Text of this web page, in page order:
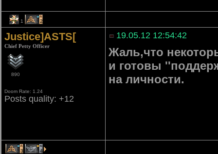
1 2
Justice]ASTS[
Chief Petty Officer
890
Doom Rate: 1.24
Posts quality: +12
19.05.12 12:54:42
Жаль,что
и готовы
на личности.
3 4